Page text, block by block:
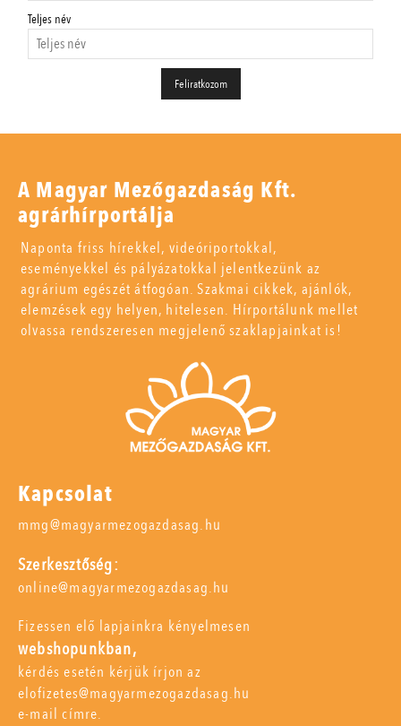
Teljes név
A Magyar Mezőgazdaság Kft.
agrárhírportálja
Naponta friss hírekkel, videóriportokkal,
eseményekkel és pályázatokkal jelentkezünk az
agrárium egészét átfogóan. Szakmai cikkek, ajánlók,
elemzések egy helyen, hitelesen. Hírportálunk mellet
olvassa rendszeresen megjelenő szaklapjainkat is!
Kapcsolat
mmg@magyarmezogazdasag.hu
Szerkesztőség:
online@magyarmezogazdasag.hu
Fizessen elő lapjainkra kényelmesen
webshopunkban,
kérdés esetén kérjük írjon az
elofizetes@magyarmezogazdasag.hu
e-mail címre.